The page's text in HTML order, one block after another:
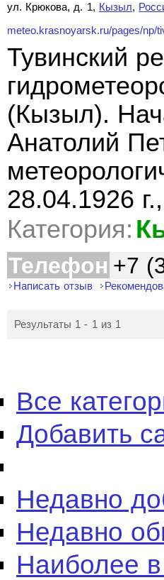
ул. Крюкова, д. 1, Кызыл,
meteo.krasnoyarsk.ru/pages/np/
Тувинский
(Кызыл).
Анатолий
28.04.1926
Категория:
Телефон +7
Написать отзыв
Результаты 1 - 1 из 1
Все
Добавить
Недавно
Недавно
Наиболее